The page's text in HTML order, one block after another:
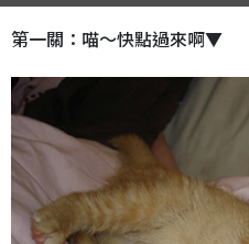
第一關：喵～快點過來啊▼